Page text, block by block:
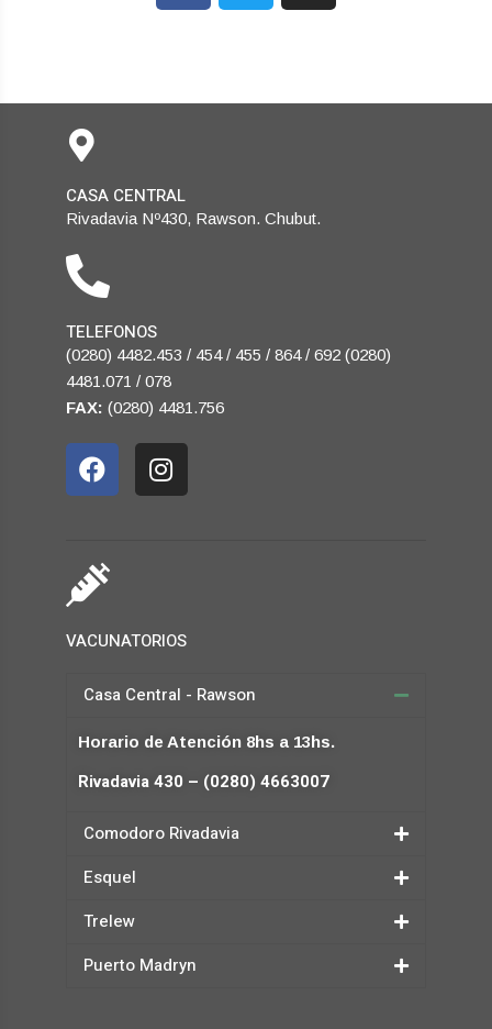
CASA CENTRAL
Rivadavia Nº430, Rawson. Chubut.
TELEFONOS
(0280) 4482.453 / 454 / 455 / 864 / 692 (0280)
4481.071 / 078
FAX: (0280) 4481.756
VACUNATORIOS
Casa Central - Rawson
Horario de Atención 8hs a 13hs.
Rivadavia 430 – (0280) 4663007
Comodoro Rivadavia
Esquel
Trelew
Puerto Madryn